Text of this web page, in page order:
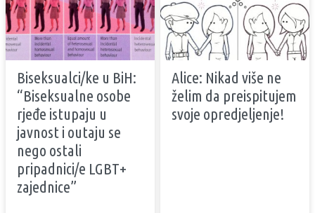
Biseksualci/ke u BiH:
“Biseksualne osobe
rjeđe istupaju u
javnost i outaju se
nego ostali
pripadnici/e LGBT+
zajednice”
Alice: Nikad više ne
želim da preispitujem
svoje opredjeljenje!